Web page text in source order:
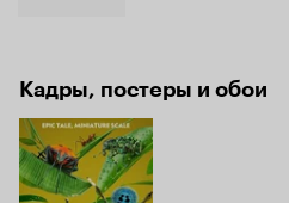
Кадры, постеры и обои